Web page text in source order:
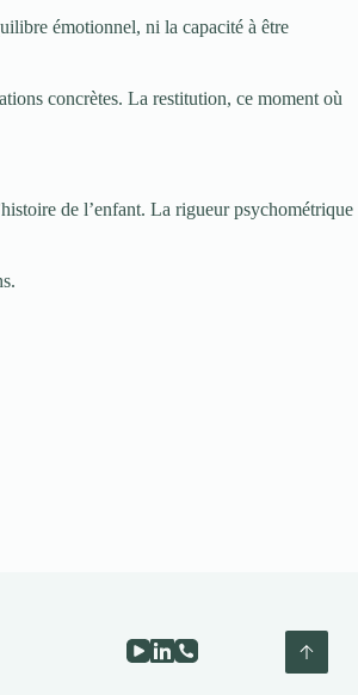
émotionnel, ni la capacité à être
concrètes. La restitution, ce moment où
de l’enfant. La rigueur psychométrique